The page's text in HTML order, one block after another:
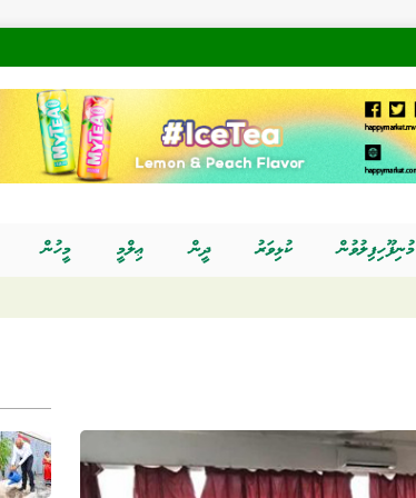
މުނިފޫހިފިލުވުން ކުޅިވަރު ދީން ޢިލްމީ މީހުން